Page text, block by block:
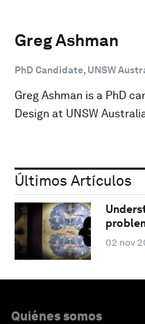
Greg Ashman
PhD Candidate, UNSW
Greg Ashman is a PhD
Design at UNSW
Últimos Artículos
02 nov
Quiénes somos